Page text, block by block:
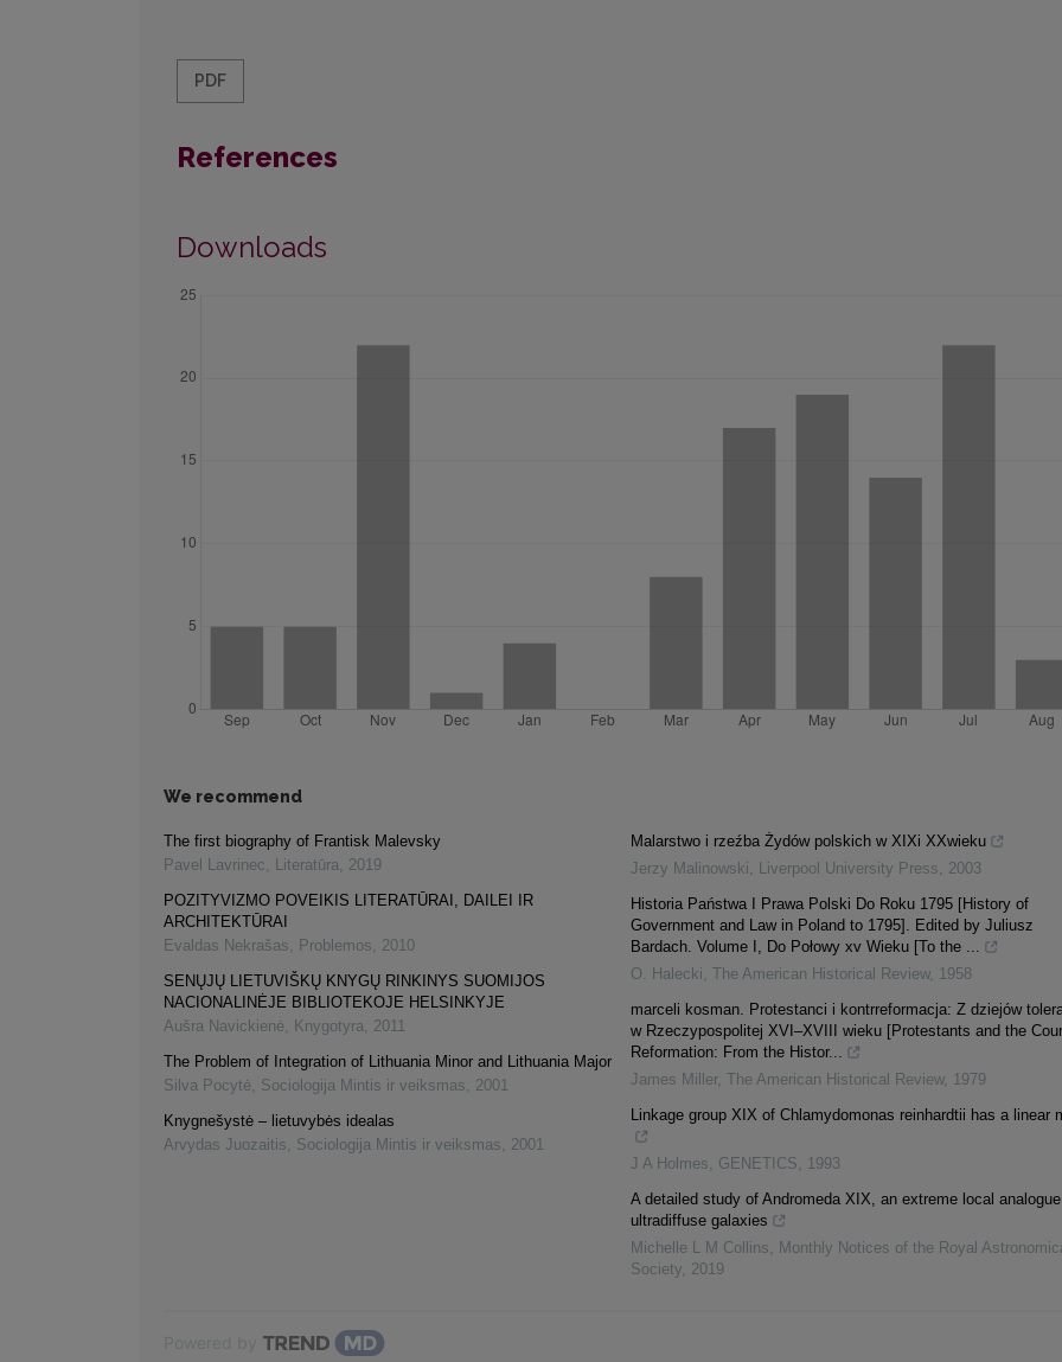
PDF
References
Downloads
We recommend
The first biography of Frantisk Malevsky
Pavel Lavrinec, Literatūra, 2019
POZITYVIZMO POVEIKIS LITERATŪRAI, DAILEI IR
ARCHITEKTŪRAI
Evaldas Nekrašas, Problemos, 2010
SENŲJŲ LIETUVIŠKŲ KNYGŲ RINKINYS SUOMIJOS
NACIONALINĖJE BIBLIOTEKOJE HELSINKYJE
Aušra Navickienė, Knygotyra, 2011
The Problem of Integration of Lithuania Minor and Lithuania Major
Silva Pocytė, Sociologija Mintis ir veiksmas, 2001
Knygnešystė – lietuvybės idealas
Arvydas Juozaitis, Sociologija Mintis ir veiksmas, 2001
Malarstwo i rzeźba Żydów polskich w XIXi XXwieku
Jerzy Malinowski, Liverpool University Press, 2003
Historia Państwa I Prawa Polski Do Roku 1795 [History of
Government and Law in Poland to 1795]. Edited by Juliusz
Bardach. Volume I, Do Połowy xv Wieku [To the ...
O. Halecki, The American Historical Review, 1958
marceli kosman. Protestanci i kontrreformacja: Z dziejów
w Rzeczypospolitej XVI–XVIII wieku [Protestants and the
Reformation: From the Histor...
James Miller, The American Historical Review, 1979
Linkage group XIX of Chlamydomonas reinhardtii has a linear
J A Holmes, GENETICS, 1993
A detailed study of Andromeda XIX, an extreme local
ultradiffuse galaxies
Michelle L M Collins, Monthly Notices of the Royal
Society, 2019